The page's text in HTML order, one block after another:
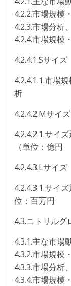
4.2.2.市場規模
4.2.3.市場分析
4.2.4.市場規模
4.2.4.1.Sサイズ
4.2.4.1.1.市場
析
4.2.4.2.Mサイズ
4.2.4.2.1.サイ
（単位：億円
4.2.4.3.Lサイズ
4.2.4.3.1.サイ
位：百万円
4.3.ニトリルグ
4.3.1.主な市場
4.3.2.市場規模
4.3.3.市場分析
4.3.4.市場規模